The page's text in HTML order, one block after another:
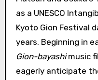
as a UNESCO
Kyoto Gion Festival
years. Beginning in
Gion-bayashimusic
eagerly anticipate